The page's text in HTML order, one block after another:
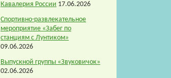
Кавалерия России 17.06.2026
Спортивно-развлекательное
мероприятие «Забег по
станциям с Лунтиком»
09.06.2026
Выпускной группы «Звуковичок»
02.06.2026